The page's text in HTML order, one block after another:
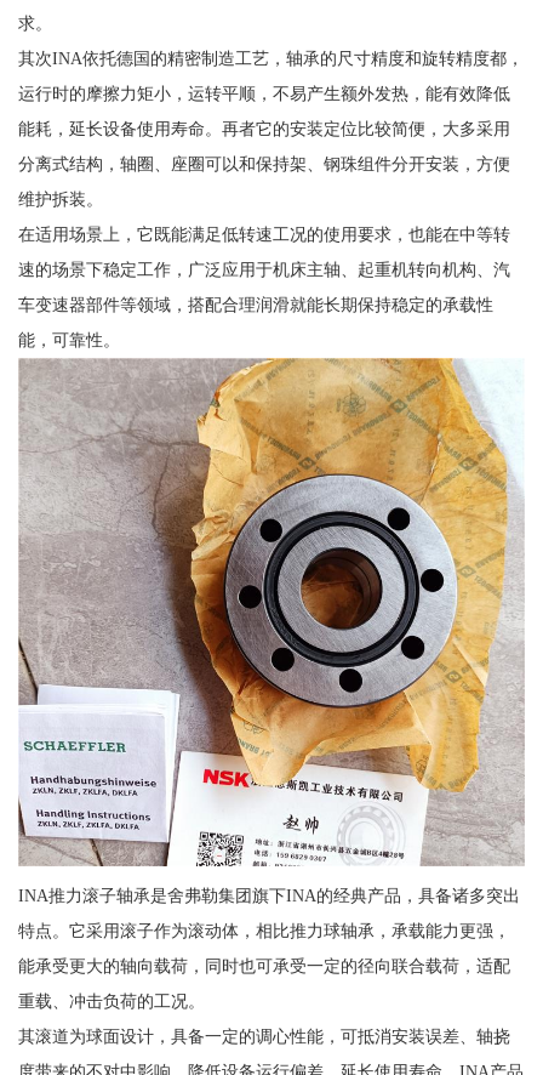
求。
其次INA依托德国的精密制造工艺，轴承的尺寸精度和旋转精度都，
运行时的摩擦力矩小，运转平顺，不易产生额外发热，能有效降低
能耗，延长设备使用寿命。再者它的安装定位比较简便，大多采用
分离式结构，轴圈、座圈可以和保持架、钢珠组件分开安装，方便
维护拆装。
在适用场景上，它既能满足低转速工况的使用要求，也能在中等转
速的场景下稳定工作，广泛应用于机床主轴、起重机转向机构、汽
车变速器部件等领域，搭配合理润滑就能长期保持稳定的承载性
能，可靠性。
INA推力滚子轴承是舍弗勒集团旗下INA的经典产品，具备诸多突出
特点。它采用滚子作为滚动体，相比推力球轴承，承载能力更强，
能承受更大的轴向载荷，同时也可承受一定的径向联合载荷，适配
重载、冲击负荷的工况。
其滚道为球面设计，具备一定的调心性能，可抵消安装误差、轴挠
度带来的不对中影响，降低设备运行偏差，延长使用寿命。INA产品